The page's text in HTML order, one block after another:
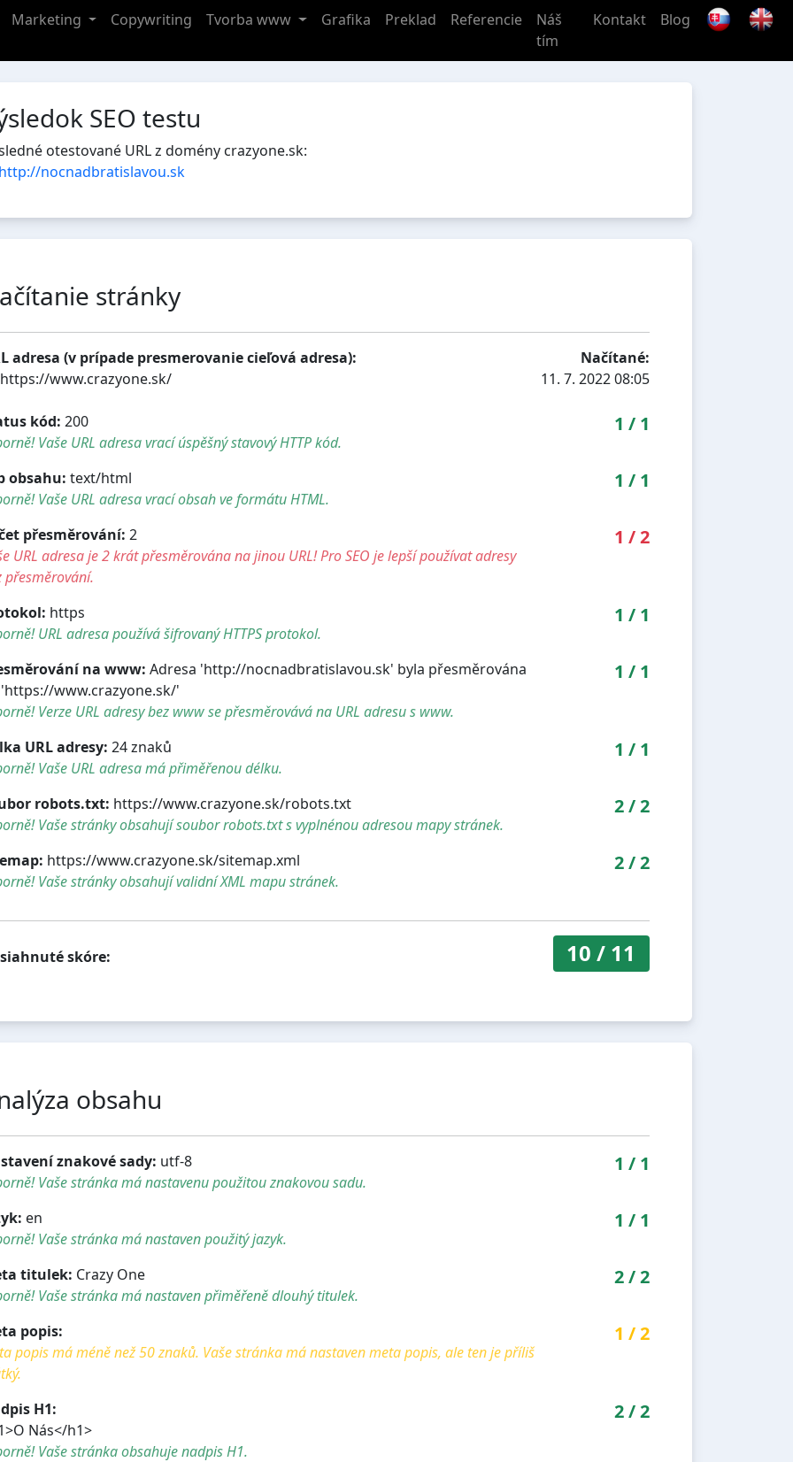
Marketing Copywriting Tvorba www Grafika Preklad Referencie
Náš
tím
Kontakt Blog
SEO testu
otestované URL z domény crazyone.sk:
http://nocnadbratislavou.sk
stránky
adresa (v prípade presmerovanie cieľová adresa):
https://www.crazyone.sk/
Načítané:
11. 7. 2022 08:05
kód: 200
Vaše URL adresa vrací úspěšný stavový HTTP kód.
1 / 1
obsahu: text/html
Vaše URL adresa vrací obsah ve formátu HTML.
1 / 1
přesměrování: 2
URL adresa je 2 krát přesměrována na jinou URL! Pro SEO je lepší používat adresy
přesměrování.
1 /2
https
URL adresa používá šifrovaný HTTPS protokol.
1 / 1
na www: Adresa 'http://nocnadbratislavou.sk' byla přesměrována
www.crazyone.sk/'
Verze URL adresy bez www se přesměrovává na URL adresu s www.
1 / 1
URL adresy: 24 znaků
Vaše URL adresa má přiměřenou délku.
1 / 1
robots.txt: https://www.crazyone.sk/robots.txt
Vaše stránky obsahují soubor robots.txt s vyplnénou adresou mapy stránek.
2/2
https://www.crazyone.sk/sitemap.xml
Vaše stránky obsahují validní XML mapu stránek.
2/2
skóre: 10 / 11
obsahu
znakové sady: utf-8
Vaše stránka má nastavenu použitou znakovou sadu.
1 / 1
en
Vaše stránka má nastaven použitý jazyk.
1 / 1
titulek: Crazy One
Vaše stránka má nastaven přiměřeně dlouhý titulek.
2/2
popis:
popis má méně než 50 znaků. Vaše stránka má nastaven meta popis, ale ten je příliš
1 /2
H1:
Nás</h1>
Vaše stránka obsahuje nadpis H1.
2/2